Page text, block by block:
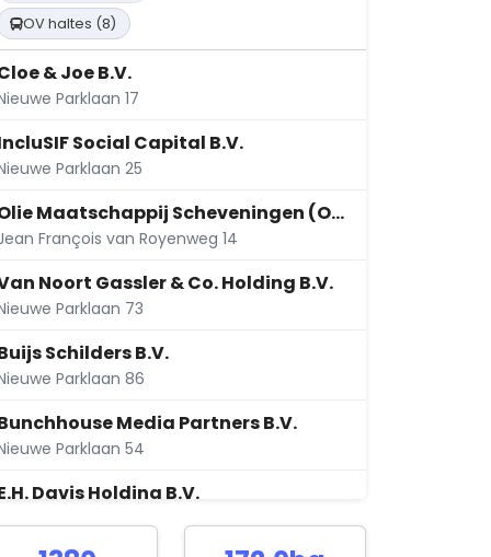
OV haltes (8)
& Joe B.V.
Parklaan 17
Social Capital B.V.
Parklaan 25
Olie Maatschappij Scheveningen (O.M.S.) B.V.
François van Royenweg 14
Noort Gassler & Co. Holding B.V.
Parklaan 73
Schilders B.V.
Parklaan 86
Media Partners B.V.
Parklaan 54
Davis Holding B.V.